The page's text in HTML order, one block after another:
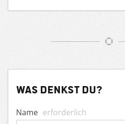
Was denkst du?
Name erforderlich